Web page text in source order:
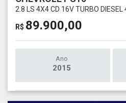
2.8 LS 4X4 CD 16V TURBO DIESEL
R$ 89.900,00
Ano
2015